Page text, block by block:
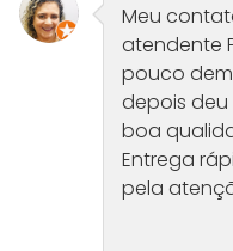
Meu
atendente
pouco
depois
boa
Entrega
pela